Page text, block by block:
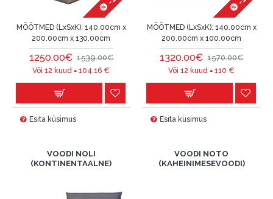
MÕÕTMED (LxSxK): 140.00cm x
200.00cm x 130.00cm
1250.00€ 1539.00€
Või 12 kuud =104.16 €
Esita küsimus
MÕÕTMED (LxSxK): 140.00cm x
200.00cm x 100.00cm
1320.00€ 1570.00€
Või 12 kuud =110 €
Esita küsimus
VOODI NOLI
(KONTINENTAALNE)
VOODI NOTO
(KAHEINIMESEVOODI)